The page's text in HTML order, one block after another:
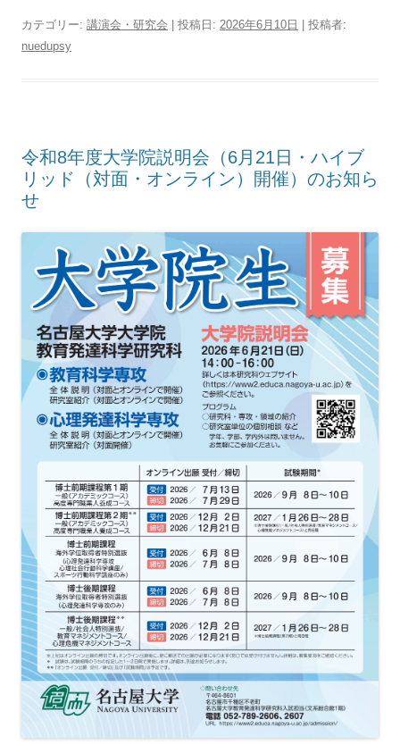
カテゴリー: 講演会・研究会 | 投稿日: 2026年6月10日
投稿者:
nuedupsy
令和8年度大学院説明会（6月21日・ハイブ
リッド（対面・オンライン）開催）のお知ら
せ